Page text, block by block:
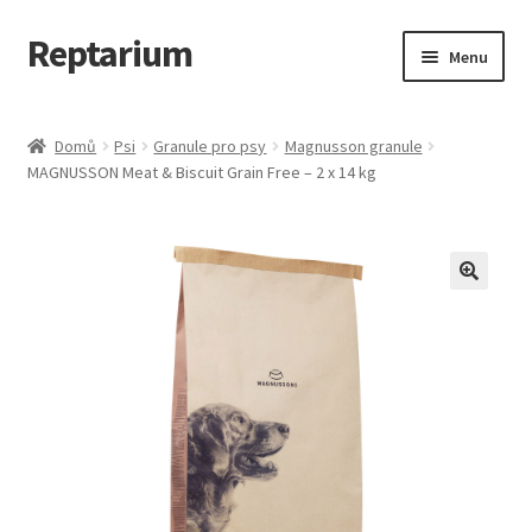
Přeskočit
na
Přejít
k
webu
Reptarium Menu
Košík
Domů Psi Granule pro psy
Magnusson granule
MAGNUSSON Meat & Biscuit Grain Free – 2 x 14 kg